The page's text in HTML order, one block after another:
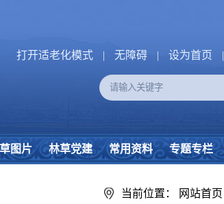
打开适老化模式 | 无障碍 | 设为首页 |
图片 林草党建 常用资料 专题专栏
当前位置： 网站首页